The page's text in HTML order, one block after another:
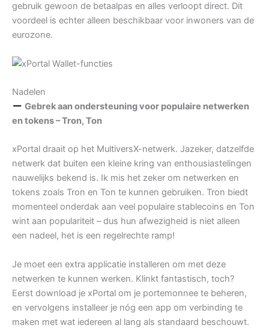
gebruik gewoon de betaalpas en alles verloopt direct. Dit
voordeel is echter alleen beschikbaar voor inwoners van de
eurozone.
Nadelen
Gebrek aan ondersteuning voor populaire netwerken
en tokens – Tron, Ton
xPortal draait op het MultiversX-netwerk. Jazeker, datzelfde
netwerk dat buiten een kleine kring van enthousiastelingen
nauwelijks bekend is. Ik mis het zeker om netwerken en
tokens zoals Tron en Ton te kunnen gebruiken. Tron biedt
momenteel onderdak aan veel populaire stablecoins en Ton
wint aan populariteit – dus hun afwezigheid is niet alleen
een nadeel, het is een regelrechte ramp!
Je moet een extra applicatie installeren om met deze
netwerken te kunnen werken. Klinkt fantastisch, toch?
Eerst download je xPortal om je portemonnee te beheren,
en vervolgens installeer je nóg een app om verbinding te
maken met wat iedereen al lang als standaard beschouwt.